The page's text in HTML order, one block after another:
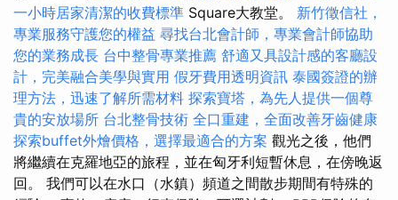
一小時居家清潔的收費標準 Square大教堂。 新竹徵信社，
專業服務守護您的權益 尋找台北會計師，專業會計師協助
您的業務成長 台中整骨專業推薦 舒適又具設計感的客廳設
計，完美融合美學與實用 假牙費用透明資訊 泰國簽證的辦
理方法，迅速了解所需材料 探索寶塔，為先人提供一個尊
貴的安放場所 台北整骨技術 全口重建，全面改善牙齒健康
探索buffet外燴價格，選擇最適合的方案 觀光之後，他們
將繼續在克羅地亞的旅程，並在匈牙利短暫休息，在傍晚返
回。 我們可以在水口（水鎮）頻道之間散步期間有特殊的